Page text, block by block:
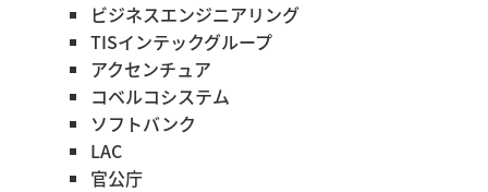
ビジネスエンジニアリング
TISインテックグループ
アクセンチュア
コベルコシステム
ソフトバンク
LAC
官公庁